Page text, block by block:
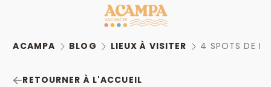
ACAMPA BLOG LIEUX À VISITER 4 SPOTS DE
RETOURNER À L'ACCUEIL